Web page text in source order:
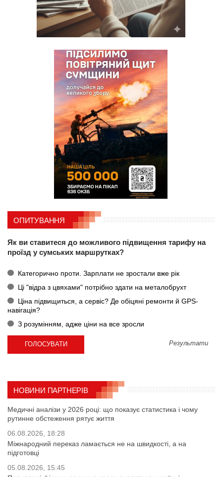
ОПИТУВАННЯ
Як ви ставитеся до можливого підвищення тарифу на
проїзд у сумських маршрутках?
Категорично проти. Зарплати не зростали вже рік
Ці "відра з цвяхами" потрібно здати на металобрухт
Ціна підвищиться, а сервіс? Де обіцяні ремонти й GPS-
навігація?
З розумінням, адже ціни на все зросли
Результати
НОВИНИ ПАРТНЕРІВ
Медичні аналізи у 2026 році: що показує статистика і чому
рутинне обстеження рятує життя
06.08.2026, 18:28
Міжнародний переказ ламається не на швидкості, а на
підготовці
05.08.2026, 15:45